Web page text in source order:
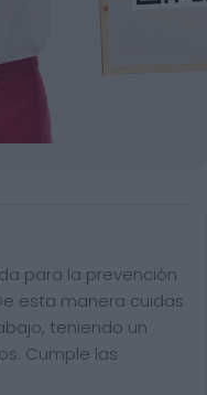
para la prevención
esta manera cuidas
teniendo un
Cumple las